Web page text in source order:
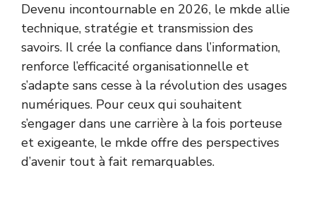
Devenu incontournable en 2026, le mkde allie
technique, stratégie et transmission des
savoirs. Il crée la confiance dans l’information,
renforce l’efficacité organisationnelle et
s’adapte sans cesse à la révolution des usages
numériques. Pour ceux qui souhaitent
s’engager dans une carrière à la fois porteuse
et exigeante, le mkde offre des perspectives
d’avenir tout à fait remarquables.